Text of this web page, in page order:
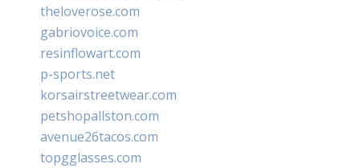
theloverose.com
gabriovoice.com
resinflowart.com
p-sports.net
korsairstreetwear.com
petshopallston.com
avenue26tacos.com
topgglasses.com